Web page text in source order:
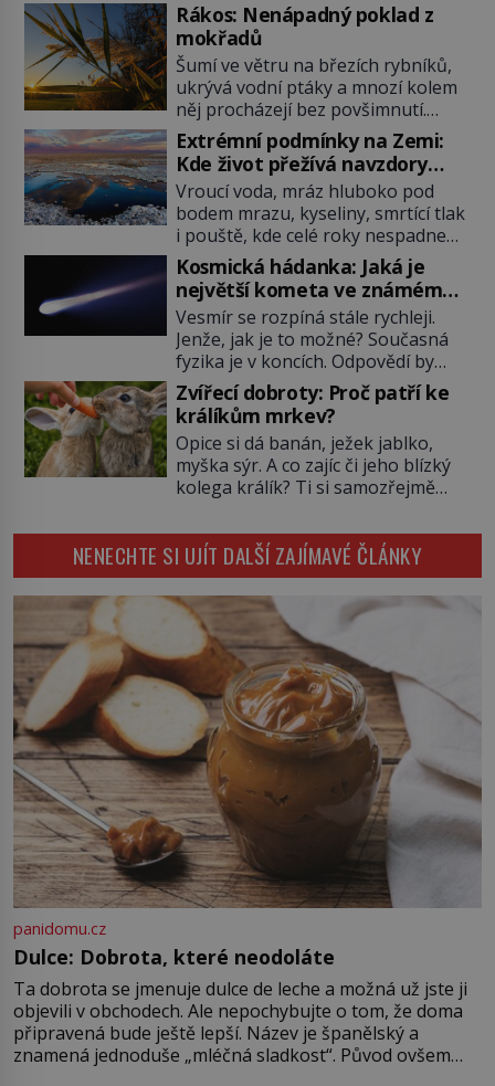
Rákos: Nenápadný poklad z
mokřadů
Šumí ve větru na březích rybníků,
ukrývá vodní ptáky a mnozí kolem
něj procházejí bez povšimnutí.
Přesto právě rákos pomáhal stavět
domy, vyrábět lodě, zapisovat první
texty a inspiroval řadu pověstí.
Tato skromná, ale užitečná
rostlina provází člověka už tisíce
let. Většina lidí vnímá rákos jen jako
obyčejnou kulisu letního koupání.
Stačí se však podívat […]
Extrémní podmínky na Zemi:
Kde život přežívá navzdory
všemu
Vroucí voda, mráz hluboko pod
bodem mrazu, kyseliny, smrtící tlak
i pouště, kde celé roky nespadne
jediná kapka deště. Na první
pohled místa, kde nemůže
existovat vůbec nic. Přesto právě
tady vědci objevují organismy,
které posouvají hranice života.
Každý nový nález mění naše
představy o tom, co všechno
dokáže příroda a napovídá, kde
bychom jednou […]
Kosmická hádanka: Jaká je
největší kometa ve známém
vesmíru?
Vesmír se rozpíná stále rychleji.
Jenže, jak je to možné? Současná
fyzika je v koncích. Odpovědí by
mohla být hypotetická temná
energie. Právě na tu se zaměří
pozornost dvojice zkušených
astronomů. Namísto ní ale objeví
něco mnohem hmatatelnějšího.
Naprosto rekordní kometu!
Gary Bernstein mravenčí prací
zkoumají archivní snímky v rámci
Průzkumu temné energie […]
Zvířecí dobroty: Proč patří ke
králíkům mrkev?
Opice si dá banán, ježek jablko,
myška sýr. A co zajíc či jeho blízký
kolega králík? Ti si samozřejmě
podobné představy o potravě
zvířat často spíš mýty? Pokud máte
doma králíka, mrkev mu dát
můžete. A nejspíš mu i bude
chutnat, ovšem měl by ji mít jen
jako občasný pamlsek. […]
NENECHTE SI UJÍT DALŠÍ ZAJÍMAVÉ ČLÁNKY
panidomu.cz
Dulce: Dobrota, které neodoláte
Ta dobrota se jmenuje dulce de leche a možná už jste ji
objevili v obchodech. Ale nepochybujte o tom, že doma
připravená bude ještě lepší. Název je španělský a
znamená jednoduše „mléčná sladkost“. Původ ovšem